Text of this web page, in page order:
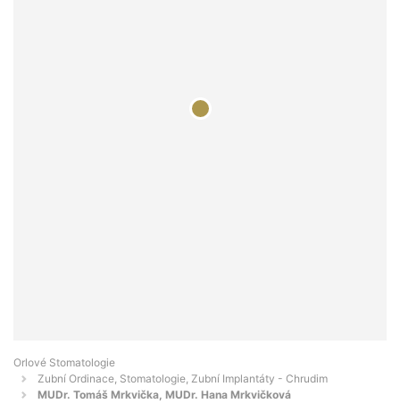
Orlové Stomatologie
Zubní Ordinace, Stomatologie, Zubní Implantáty - Chrudim
MUDr. Tomáš Mrkvička, MUDr. Hana Mrkvičková